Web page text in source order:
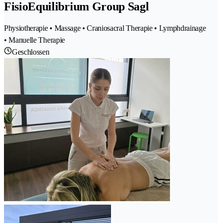
FisioEquilibrium Group Sagl
Physiotherapie • Massage • Craniosacral Therapie • Lymphdrainage
• Manuelle Therapie
Geschlossen